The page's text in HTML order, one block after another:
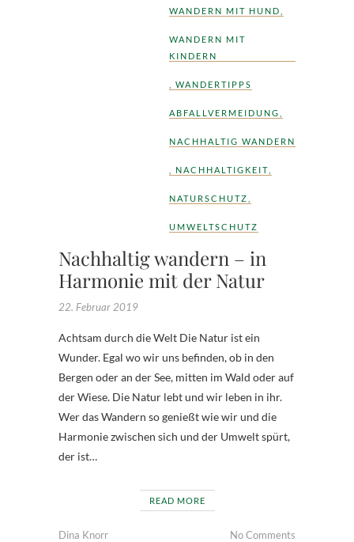
WANDERN MIT HUND
WANDERN MIT
KINDERN
WANDERTIPPS
ABFALLVERMEIDUNG
NACHHALTIG WANDERN
NACHHALTIGKEIT
NATURSCHUTZ
UMWELTSCHUTZ
Nachhaltig wandern – in
Harmonie mit der Natur
22. Februar 2019
Achtsam durch die Welt Die Natur ist ein
Wunder. Egal wo wir uns befinden, ob in den
Bergen oder an der See, mitten im Wald oder auf
der Wiese. Die Natur lebt und wir leben in ihr.
Wer das Wandern so genießt wie wir und die
Harmonie zwischen sich und der Umwelt spürt,
der ist…
READ MORE
Dina Knorr No Comments